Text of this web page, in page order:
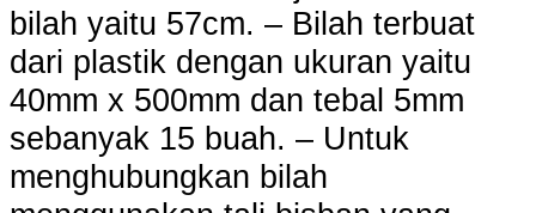
bilah yaitu 57cm. – Bilah terbuat
dari plastik dengan ukuran yaitu
40mm x 500mm dan tebal 5mm
sebanyak 15 buah. – Untuk
menghubungkan bilah